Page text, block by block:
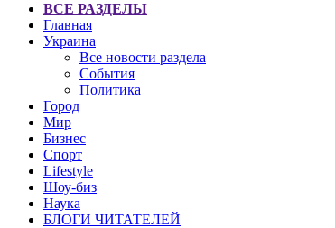
ВСЕ РАЗДЕЛЫ
Главная
Украина
Все новости раздела
События
Политика
Город
Мир
Бизнес
Спорт
Lifestyle
Шоу-биз
Наука
БЛОГИ ЧИТАТЕЛЕЙ